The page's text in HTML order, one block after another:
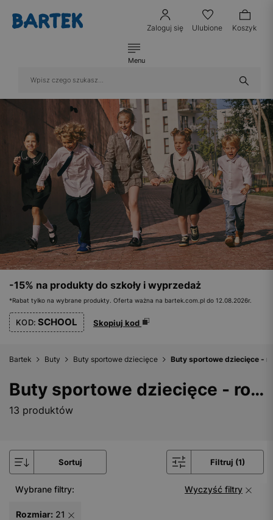
Zaloguj się Ulubione Koszyk
Menu
-15% na produkty do szkoły i wyprzedaż
*Rabat tylko na wybrane produkty. Oferta ważna na bartek.com.pl do 12.08.2026r.
KOD: SCHOOL Skopiuj kod
Bartek Buty Buty sportowe dziecięce Buty sportowe dziecięce -
Buty sportowe dziecięce - rozmiar 21
13 produktów
Sortuj Filtruj (1)
Wybrane filtry: Wyczyść filtry
Rozmiar: 21